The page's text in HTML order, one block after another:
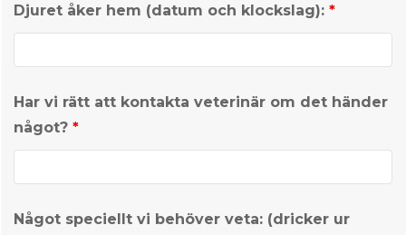
Djuret åker hem (datum och klockslag): *
Har vi rätt att kontakta veterinär om det händer
något? *
Något speciellt vi behöver veta: (dricker ur